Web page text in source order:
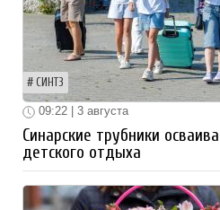
СИНТЗ
09:22 | 3 августа
Синарские трубники
детского отдыха